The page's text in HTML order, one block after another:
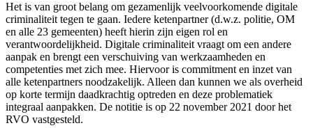
Het is van groot belang om gezamenlijk veelvoorkomende digitale
criminaliteit tegen te gaan. Iedere ketenpartner (d.w.z. politie, OM
en alle 23 gemeenten) heeft hierin zijn eigen rol en
verantwoordelijkheid. Digitale criminaliteit vraagt om een andere
aanpak en brengt een verschuiving van werkzaamheden en
competenties met zich mee. Hiervoor is commitment en inzet van
alle ketenpartners noodzakelijk. Alleen dan kunnen we als overheid
op korte termijn daadkrachtig optreden en deze problematiek
integraal aanpakken. De notitie is op 22 november 2021 door het
RVO vastgesteld.